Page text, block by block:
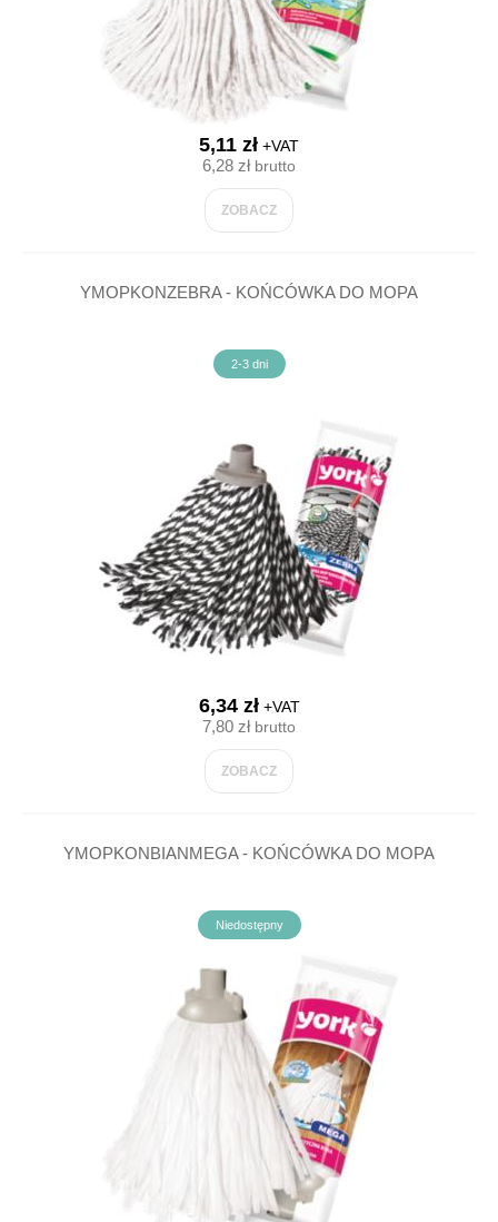
5,11 zł +VAT
6,28 złbrutto
ZOBACZ
YMOPKONZEBRA - KOŃCÓWKA DO MOPA
2-3 dni
6,34 zł+VAT
7,80 złbrutto
ZOBACZ
YMOPKONBIANMEGA - KOŃCÓWKA DO MOPA
Niedostępny